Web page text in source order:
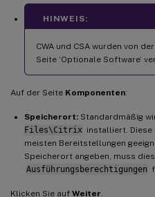
HINWEIS:
CWA und CSA wurden von
Seite ‘Optionale Software’
Auf der Seite Komponenten:
Speicherort: Standardmäßig
Files\Citrix installiert.
meisten Bereitstellungen
Speicherort angeben, muss
Ausführungsberechtigungen
Klicken Sie auf Weiter